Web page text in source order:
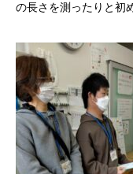
の長さを測ったりと初